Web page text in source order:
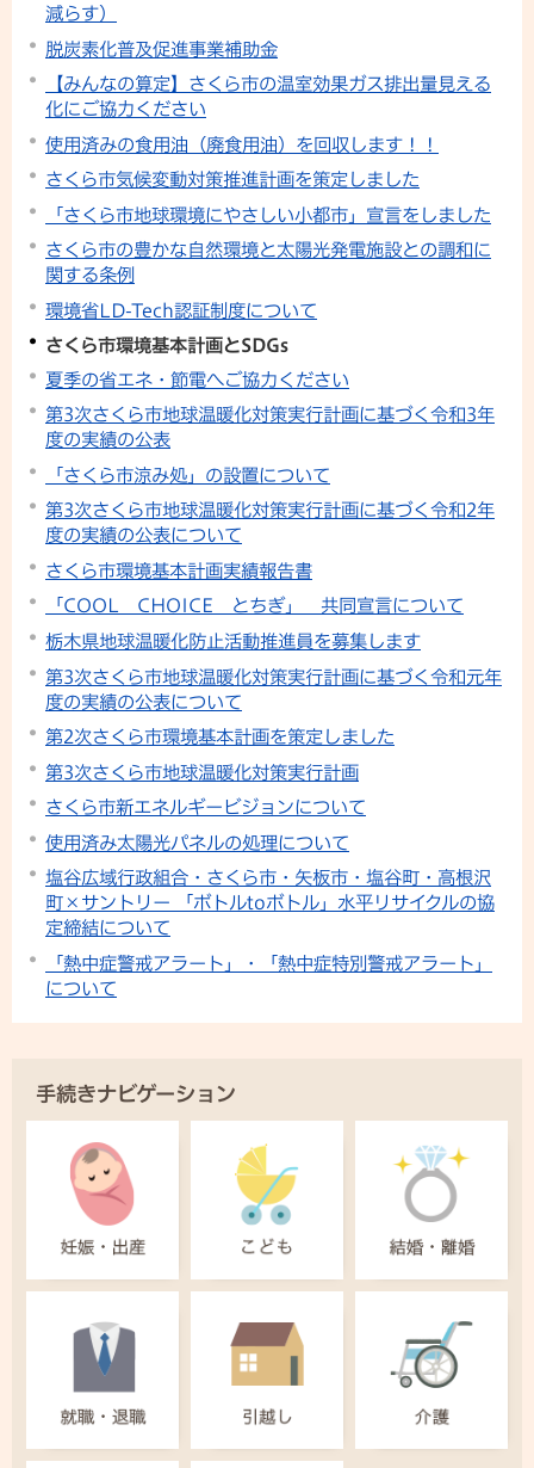
減らす）
脱炭素化普及促進事業補助金
【みんなの算定】さくら市の温室効果ガス排出量見える
化にご協力ください
使用済みの食用油（廃食用油）を回収します！！
さくら市気候変動対策推進計画を策定しました
「さくら市地球環境にやさしい小都市」宣言をしました
さくら市の豊かな自然環境と太陽光発電施設との調和に
関する条例
環境省LD-Tech認証制度について
さくら市環境基本計画とSDGs
夏季の省エネ・節電へご協力ください
第3次さくら市地球温暖化対策実行計画に基づく令和3年
度の実績の公表
「さくら市涼み処」の設置について
第3次さくら市地球温暖化対策実行計画に基づく令和2年
度の実績の公表について
さくら市環境基本計画実績報告書
「COOL CHOICE とちぎ」 共同宣言について
栃木県地球温暖化防止活動推進員を募集します
第3次さくら市地球温暖化対策実行計画に基づく令和元年
度の実績の公表について
第2次さくら市環境基本計画を策定しました
第3次さくら市地球温暖化対策実行計画
さくら市新エネルギービジョンについて
使用済み太陽光パネルの処理について
塩谷広域行政組合・さくら市・矢板市・塩谷町・高根沢
町×サントリー 「ボトルtoボトル」水平リサイクルの協
定締結について
「熱中症警戒アラート」・「熱中症特別警戒アラート」
について
手続きナビゲーション